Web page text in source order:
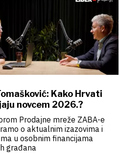
Kako Hrvati
novcem 2026.?
Prodajne mreže ZABA-e
o aktualnim izazovima i
u osobnim financijama
građana